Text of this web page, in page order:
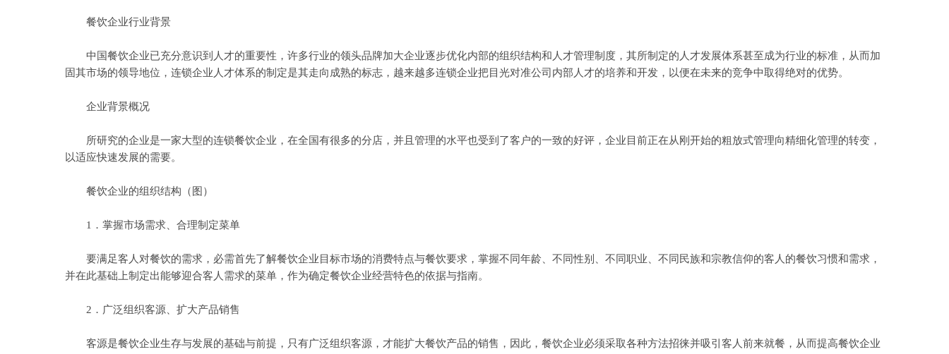
餐饮企业行业背景
中国餐饮企业已充分意识到人才的重要性，许多行业的领头品牌加大企业逐步优化内部的组织结构和人才管理制度，其所制定的人才发展体系甚至成为行业的标准，从而加
固其市场的领导地位，连锁企业人才体系的制定是其走向成熟的标志，越来越多连锁企业把目光对准公司内部人才的培养和开发，以便在未来的竞争中取得绝对的优势。
企业背景概况
所研究的企业是一家大型的连锁餐饮企业，在全国有很多的分店，并且管理的水平也受到了客户的一致的好评，企业目前正在从刚开始的粗放式管理向精细化管理的转变，
以适应快速发展的需要。
餐饮企业的组织结构（图）
1．掌握市场需求、合理制定菜单
要满足客人对餐饮的需求，必需首先了解餐饮企业目标市场的消费特点与餐饮要求，掌握不同年龄、不同性别、不同职业、不同民族和宗教信仰的客人的餐饮习惯和需求，
并在此基础上制定出能够迎合客人需求的菜单，作为确定餐饮企业经营特色的依据与指南。
2．广泛组织客源、扩大产品销售
客源是餐饮企业生存与发展的基础与前提，只有广泛组织客源，才能扩大餐饮产品的销售，因此，餐饮企业必须采取各种方法招徕并吸引客人前来就餐，从而提高餐饮企业